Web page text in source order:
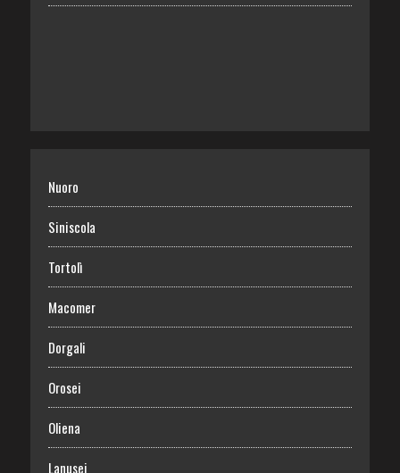
Nuoro
Siniscola
Tortolì
Macomer
Dorgali
Orosei
Oliena
Lanusei